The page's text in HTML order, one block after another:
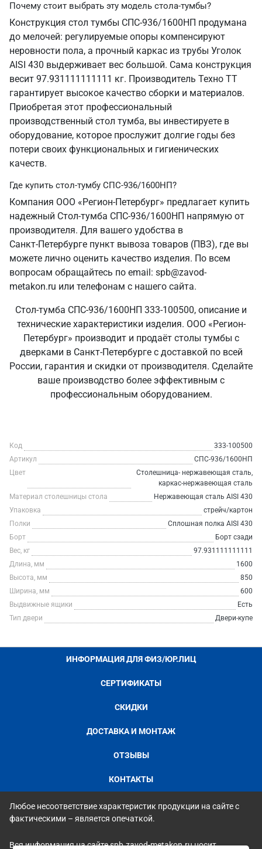
Почему стоит выбрать эту модель стола-тумбы?
Конструкция стол тумбы СПС-936/1600НП продумана
до мелочей: регулируемые опоры компенсируют
неровности пола, а прочный каркас из трубы Уголок
AISI 430 выдерживает вес большой. Сама конструкция
весит 97.931111111111 кг. Производитель Техно ТТ
гарантирует высокое качество сборки и материалов.
Приобретая этот профессиональный
производственный стол тумба, вы инвестируете в
оборудование, которое прослужит долгие годы без
потери своих функциональных и гигиенических
качеств.
Где купить стол-тумбу СПС-936/1600НП?
Компания ООО «Регион-Петербург» предлагает купить
надежный Стол-тумба СПС-936/1600НП напрямую от
производителя. Для вашего удобства в
Санкт‑Петербурге пункт вывоза товаров (ПВЗ), где вы
можете лично оценить качество изделия. По всем
вопросам обращайтесь по email: spb@zavod-
metakon.ru или телефонам с нашего сайта.
Стол-тумба СПС-936/1600НП 333-100500, описание и
технические характеристики изделия. ООО «Регион-
Петербург» производит и продаёт столы тумбы с
дверками в Санкт‑Петербурге с доставкой по всей
России, гарантия и скидки от производителя. Сделайте
ваше производство более эффективным с
профессиональным оборудованием.
Код
333-100500
Артикул
СПС-936/1600НП
Цвет
Столешница- нержавеющая сталь,
каркас-нержавеющая сталь
Материал столешницы стола
Нержавеющая сталь AISI 430
Упаковка
стрейч/картон
Полки
Сплошная полка AISI 430
Борт
Борт сзади
Вес, кг
97.931111111111
Длина, мм
1600
Высота, мм
850
Ширина, мм
600
Выдвижные ящики
Есть
Тип двери
Двери-купе
ИНФОРМАЦИЯ ДЛЯ ФИЗ/ЮР.ЛИЦ
СЕРТИФИКАТЫ
СКИДКИ
ДОСТАВКА И МОНТАЖ
ОТЗЫВЫ
КОНТАКТЫ
Любое несоответствие характеристик продукции на сайте с
фактическими – является опечаткой.
Вся информация на сайте spb.zavod-metakon.ru носит